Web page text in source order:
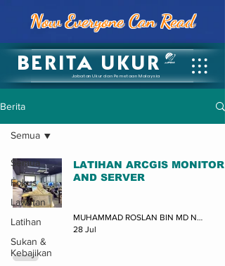
BERITA UKUR
Jabatan Ukur dan Pemetaan Malaysia
Now Everyone Can Read
Berita
Semua
Fokus
Lawatan
Latihan
Sukan &
Kebajikan
Semua
LATIHAN ARCGIS MONITOR
AND SERVER
MUHAMMAD ROSLAN BIN MD NOR (JUPEM-BPDGN)
28 Jul